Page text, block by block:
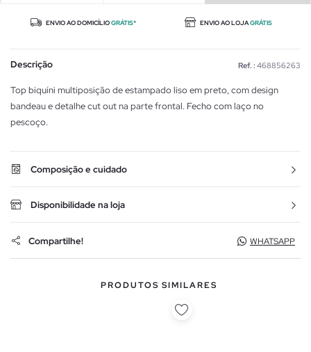
ENVIO AO DOMICÍLIOGRÁTIS* ENVIO AO LOJAGRÁTIS
Descrição Ref. : 468856263
Top biquíni multiposição de estampado liso em preto, com design
bandeau e detalhe cut out na parte frontal. Fecho com laço no
pescoço.
Composição e cuidado
Disponibilidade na loja
Compartilhe! WHATSAPP
PRODUTOS SIMILARES